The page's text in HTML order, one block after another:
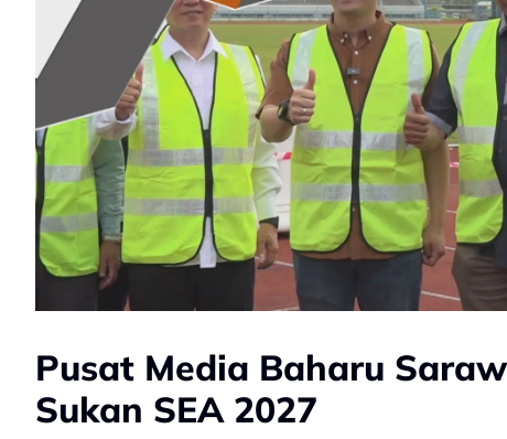
Pusat Media Baharu
Sukan SEA 2027